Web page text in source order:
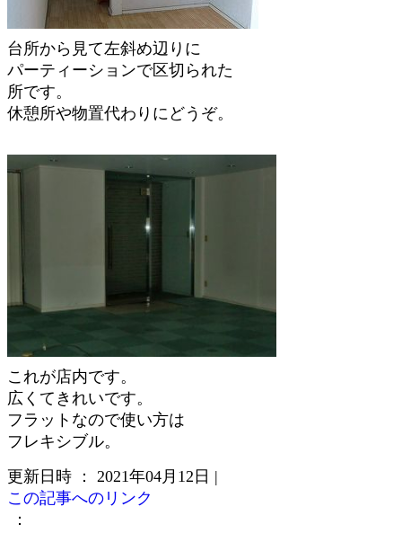
台所から見て左斜め辺りに
パーティーションで区切られた
所です。
休憩所や物置代わりにどうぞ。
これが店内です。
広くてきれいです。
フラットなので使い方は
フレキシブル。
更新日時 ： 2021年04月12日 |
この記事へのリンク
：